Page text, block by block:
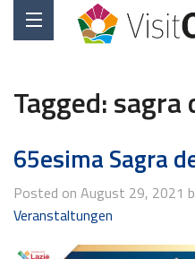
Tagged:sagra
65esima Sagra
Posted on August 29, 2021
Veranstaltungen